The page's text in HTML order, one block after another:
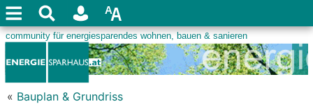
« Bauplan & Grundriss